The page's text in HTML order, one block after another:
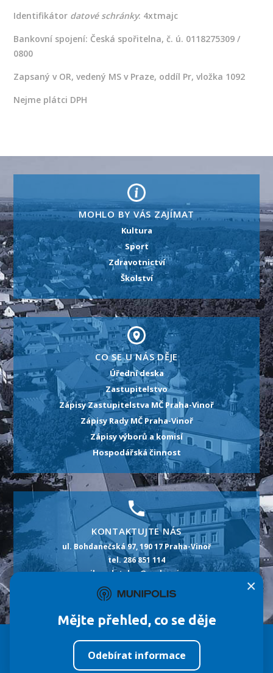
Identifikátor datové schránky: 4xtmajc
Bankovní spojení: Česká spořitelna, č. ú. 0118275309 /
0800
Zapsaný v OR, vedený MS v Praze, oddíl Pr, vložka 1092
Nejme plátci DPH
MOHLO BY VÁS ZAJÍMAT
Kultura
Sport
Zdravotnictví
Školství
CO SE U NÁS DĚJE
Úřední deska
Zastupitelstvo
Zápisy Zastupitelstva MČ Praha-Vinoř
Zápisy Rady MČ Praha-Vinoř
Zápisy výborů a komisí
Hospodářská činnost
KONTAKTUJTE NÁS
ul. Bohdanečská 97, 190 17 Praha-Vinoř
tel. 286 851 114
e-mail: podatelna@praha-vinor.cz
id datové schránky: m5pbt2p
Tvorba webových stránek: ImperialMedia
Městská část Úřad MČ Život ve Vinoři
×
Mějte přehled, co se děje
Odebírat informace